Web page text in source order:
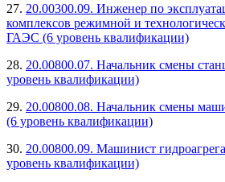
27. 20.00300.09. Инженер по
комплексов режимной и
ГАЭС (6 уровень квалификации)
28. 20.00800.07. Начальник смены
уровень квалификации)
29. 20.00800.08. Начальник смены
(6 уровень квалификации)
30. 20.00800.09. Машинист
уровень квалификации)